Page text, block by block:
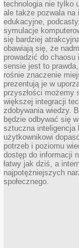
technologia nie tylko
ale także pozwala
edukacyjne,
symulacje
się bardziej
obawiają się, że
prowadzić do chaosu
sensie jest to
rośnie znaczenie
prezentują je w
przyszłości możemy
większej integracji
zdobywania wiedzy.
będzie odbywać się
sztuczna inteligencja
użytkownikowi
potrzeb i poziomu
dostęp do informacji
łatwy jak dziś, a
najpotężniejszych
społecznego.